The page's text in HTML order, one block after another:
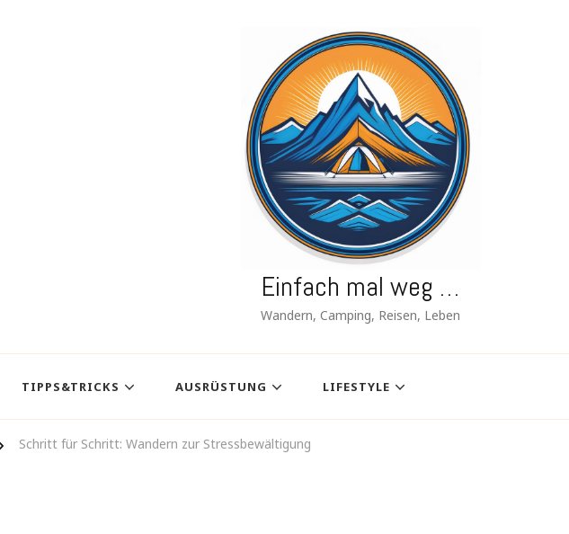
Einfach mal weg …
Wandern, Camping, Reisen, Leben
TIPPS&TRICKS AUSRÜSTUNG LIFESTYLE
Schritt für Schritt: Wandern zur Stressbewältigung